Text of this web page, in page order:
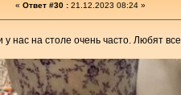
« Ответ #30 : 21.12.2023 08:24 »
нас на столе очень часто. Любят